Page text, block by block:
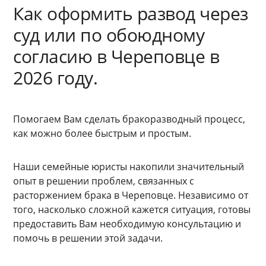
Как оформить развод через
суд или по обоюдному
согласию в Череповце в
2026 году.
Помогаем Вам сделать бракоразводный процесс,
как можно более быстрым и простым.
Наши семейные юристы накопили значительный
опыт в решении проблем, связанных с
расторжением брака в Череповце. Независимо от
того, насколько сложной кажется ситуация, готовы
предоставить Вам необходимую консультацию и
помочь в решении этой задачи.